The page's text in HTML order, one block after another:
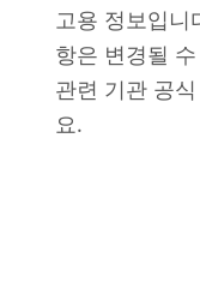
고용 정보입니
항은 변경될
관련 기관 공
요.